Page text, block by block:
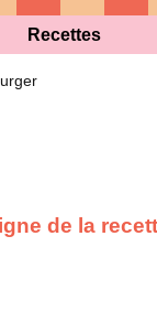
Recettes
de la